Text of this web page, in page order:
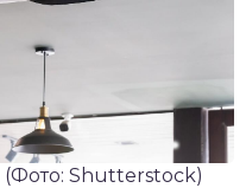
(Фото: Shutterstock)